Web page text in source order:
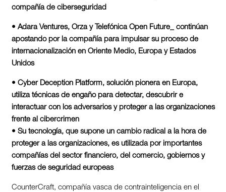
compañía de ciberseguridad
• Adara Ventures, Orza y Telefónica Open Future_ continúan
apostando por la compañía para impulsar su proceso de
internacionalización en Oriente Medio, Europa y Estados
Unidos
• Cyber Deception Platform, solución pionera en Europa,
utiliza técnicas de engaño para detectar, descubrir e
interactuar con los adversarios y proteger a las organizaciones
frente al cibercrimen
• Su tecnología, que supone un cambio radical a la hora de
proteger a las organizaciones, es utilizada por importantes
compañías del sector financiero, del comercio, gobiernos y
fuerzas de seguridad europeas
CounterCraft, compañía vasca de contrainteligencia en el